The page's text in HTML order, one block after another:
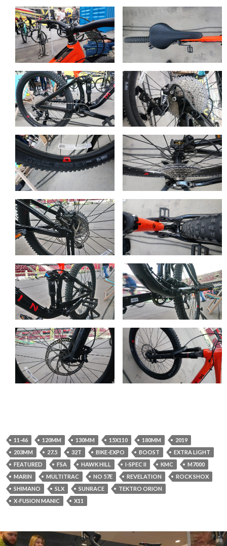
11-46 120MM 130MM 15X110 180MM
2019
203MM
27.5 32T BIKE-EXPO BOOST
EXTRA LIGHT
FEATURED
FSA HAWK HILL I-SPEC II KMC
M7000
MARIN
MULTITRAC NO 57E REVELATION
ROCK SHOX
SHIMANO
SLX SUNRACE
TEKTRO ORION
X-FUSION MANIC
X11